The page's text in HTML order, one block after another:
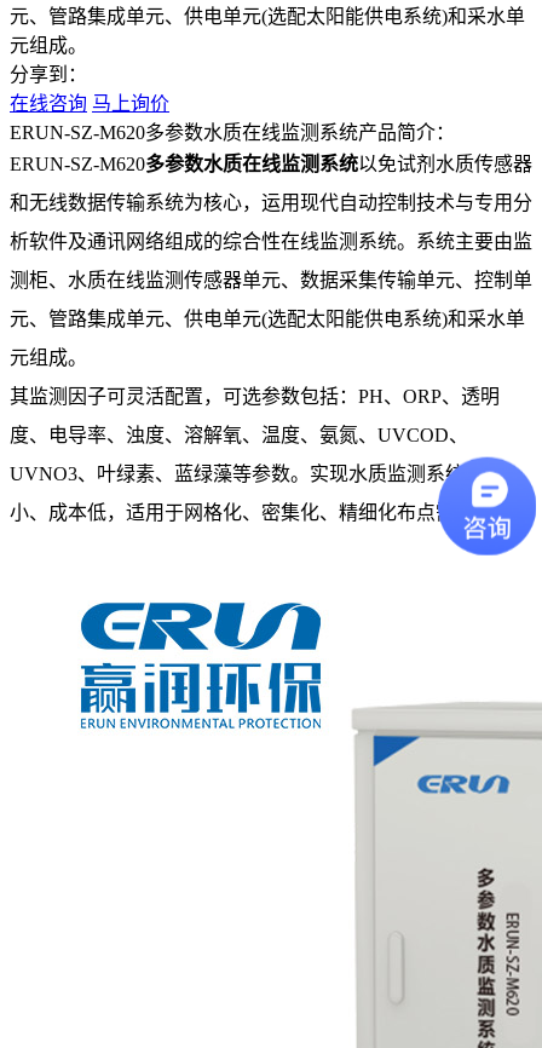
元、管路集成单元、供电单元(选配太阳能供电系统)和采水单
元组成。
分享到：
在线咨询 马上询价
ERUN-SZ-M620多参数水质在线监测系统产品简介：
ERUN-SZ-M620多参数水质在线监测系统以免试剂水质传感器
和无线数据传输系统为核心，运用现代自动控制技术与专用分
析软件及通讯网络组成的综合性在线监测系统。系统主要由监
测柜、水质在线监测传感器单元、数据采集传输单元、控制单
元、管路集成单元、供电单元(选配太阳能供电系统)和采水单
元组成。
其监测因子可灵活配置，可选参数包括：PH、ORP、透明
度、电导率、浊度、溶解氧、温度、氨氮、UVCOD、
UVNO3、叶绿素、蓝绿藻等参数。实现水质监测系统体积
小、成本低，适用于网格化、密集化、精细化布点需求。